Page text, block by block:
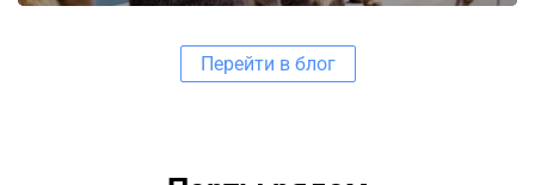
Перейти в блог